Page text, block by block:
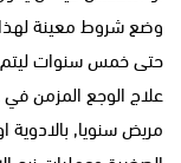
وضع شروط معينة لهذا
حتى خمس سنوات ليتم
مريض سنويا, بالادوية